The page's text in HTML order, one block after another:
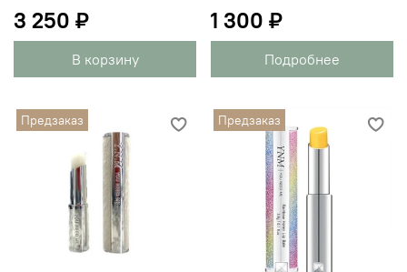
3 250 ₽
В корзину
1 300 ₽
Подробнее
Предзаказ Предзаказ